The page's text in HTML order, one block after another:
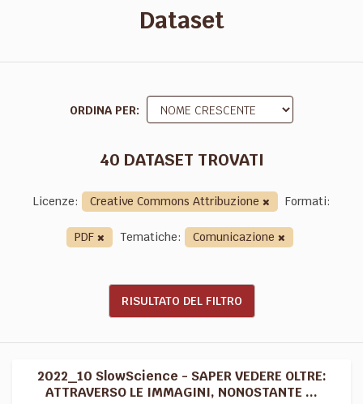
Dataset
ORDINA PER
40 DATASET TROVATI
Licenze: Creative Commons Attribuzione
Formati:
PDF
Tematiche: Comunicazione
RISULTATO DEL FILTRO
2022_10 SlowScience - SAPER VEDERE OLTRE:
ATTRAVERSO LE IMMAGINI, NONOSTANTE ...